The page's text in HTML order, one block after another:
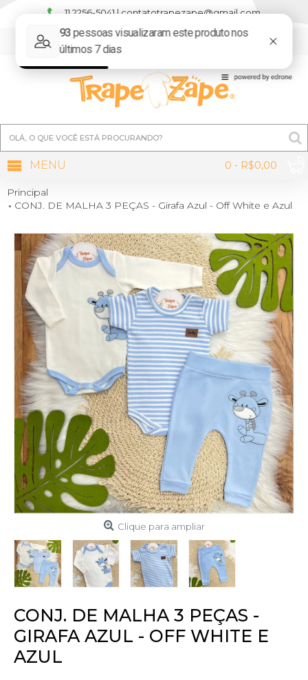
11 2256-5041 | contatotrapezape@gmail.com
0 - R$0,00
MENU
Principal
CONJ. DE MALHA 3 PEÇAS - Girafa Azul - Off White e Azul
Clique para ampliar
CONJ. DE MALHA 3 PEÇAS -
GIRAFA AZUL - OFF WHITE E
AZUL